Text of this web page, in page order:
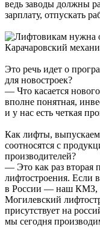
ведь заводы должны
зарплату, отпускать
Карачаровский
Это речь идет о
для новостроек?
— Что касается
вполне понятная,
и у нас есть четкая
Как лифты,
соотносятся с
производителей?
— Это как раз вторая
лифтостроения. Если
в России — наш КМЗ,
Могилевский
присутствует на
мы сегодня